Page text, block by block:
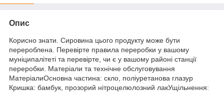
Опис
Корисно знати. Сировина цього продукту може бути
перероблена. Перевірте правила переробки у вашому
муніципалітеті та перевірте, чи є у вашому районі станції
переробки. Матеріали та технічне обслуговування
МатеріалиОсновна частина: скло, поліуретанова глазур
Кришка: бамбук, прозорий нітроцелюлозний лакУщільнення: